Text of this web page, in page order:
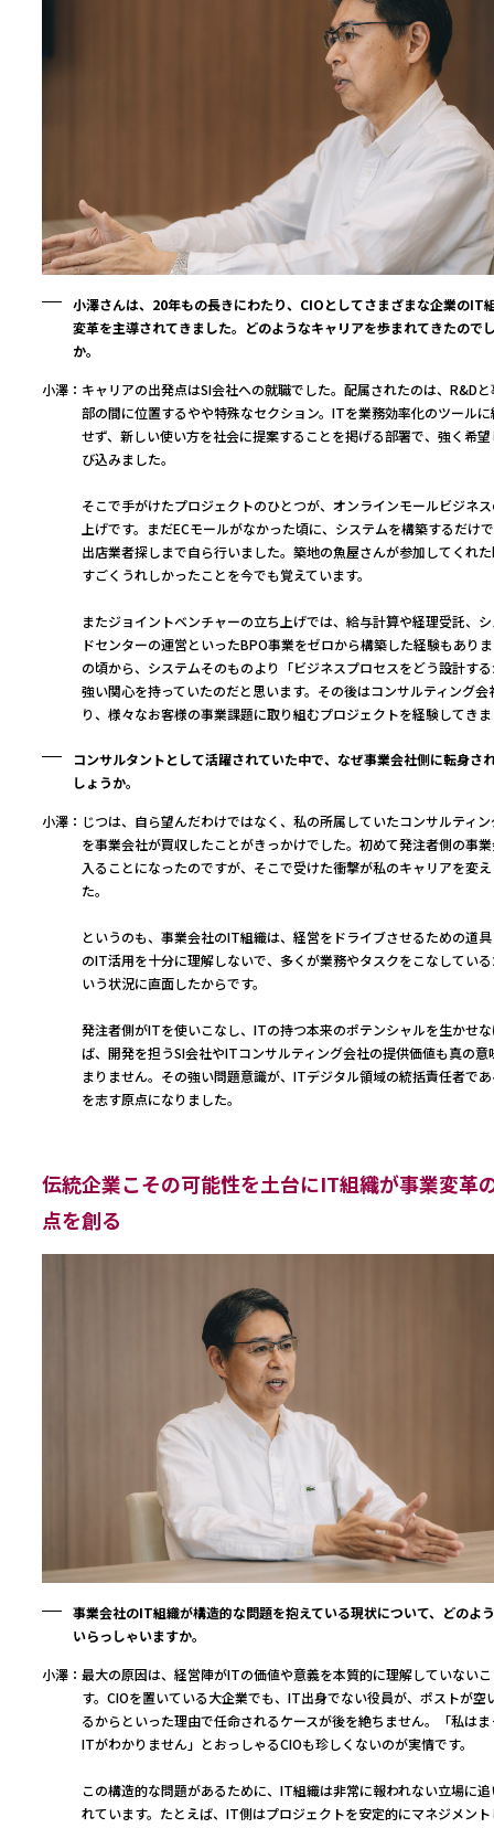
小澤さんは、20年もの長きにわたり、CIOとしてさまざまな企業のIT
変革を主導されてきました。どのようなキャリアを歩まれてきたので
か。
小澤： キャリアの出発点はSI会社への就職でした。配属されたのは、R&D
部の間に位置するやや特殊なセクション。ITを業務効率化のツール
せず、新しい使い方を社会に提案することを掲げる部署で、強く希
び込みました。
そこで手がけたプロジェクトのひとつが、オンラインモールビジネ
上げです。まだECモールがなかった頃に、システムを構築するだけ
出店業者探しまで自ら行いました。築地の魚屋さんが参加してくれ
すごくうれしかったことを今でも覚えています。
またジョイントベンチャーの立ち上げでは、給与計算や経理受託、
ドセンターの運営といったBPO事業をゼロから構築した経験もあり
の頃から、システムそのものより「ビジネスプロセスをどう設計す
強い関心を持っていたのだと思います。その後はコンサルティング会
り、様々なお客様の事業課題に取り組むプロジェクトを経験してき
コンサルタントとして活躍されていた中で、なぜ事業会社側に転身さ
しょうか。
小澤： じつは、自ら望んだわけではなく、私の所属していたコンサルティ
を事業会社が買収したことがきっかけでした。初めて発注者側の事
入ることになったのですが、そこで受けた衝撃が私のキャリアを変
た。
というのも、事業会社のIT組織は、経営をドライブさせるための道
のIT活用を十分に理解しないで、多くが業務やタスクをこなしてい
いう状況に直面したからです。
発注者側がITを使いこなし、ITの持つ本来のポテンシャルを生かせ
ば、開発を担うSI会社やITコンサルティング会社の提供価値も真の意
まりません。その強い問題意識が、ITデジタル領域の統括責任者で
を志す原点になりました。
伝統企業こその可能性を土台にIT組織が事業変革
点を創る
事業会社のIT組織が構造的な問題を抱えている現状について、どのよ
いらっしゃいますか。
小澤： 最大の原因は、経営陣がITの価値や意義を本質的に理解していない
す。CIOを置いている大企業でも、IT出身でない役員が、ポストが空
るからといった理由で任命されるケースが後を絶ちません。「私は
ITがわかりません」とおっしゃるCIOも珍しくないのが実情です。
この構造的な問題があるために、IT組織は非常に報われない立場に
れています。たとえば、IT側はプロジェクトを安定的にマネジメン